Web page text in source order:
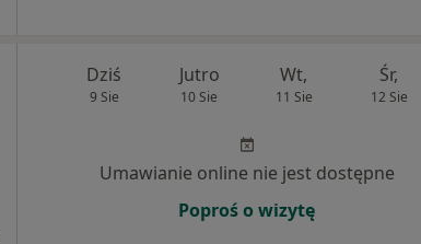
Dziś
9 Sie
Jutro
10 Sie
Wt,
11 Sie
Śr,
12 Sie
Umawianie online nie jest dostępne
Poproś o wizytę